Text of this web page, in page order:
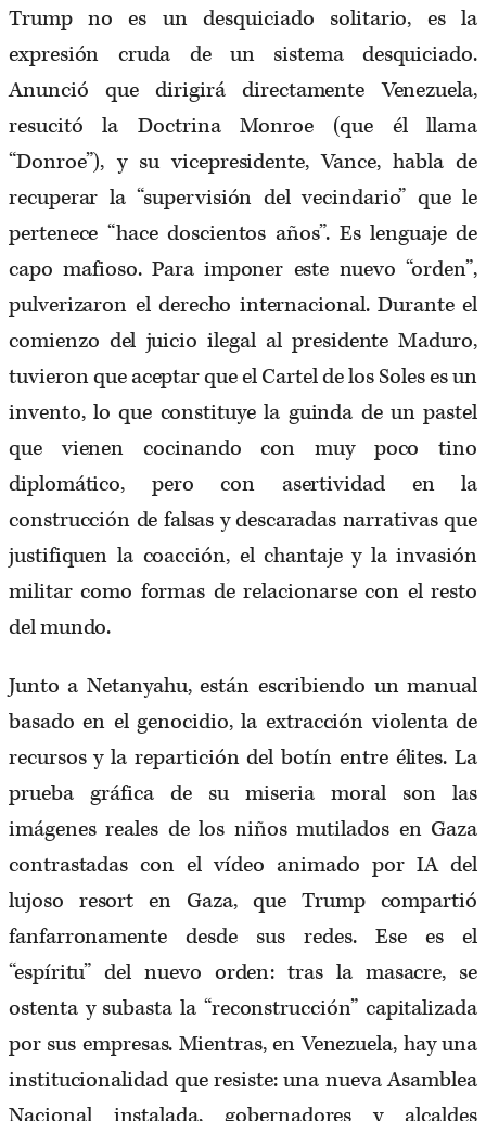
Trump no es un desquiciado solitario, es la
expresión cruda de un sistema desquiciado.
Anunció que dirigirá directamente Venezuela,
resucitó la Doctrina Monroe (que él llama
“Donroe”), y su vicepresidente, Vance, habla de
recuperar la “supervisión del vecindario” que le
pertenece “hace doscientos años”. Es lenguaje de
capo mafioso. Para imponer este nuevo “orden”,
pulverizaron el derecho internacional. Durante el
comienzo del juicio ilegal al presidente Maduro,
tuvieron que aceptar que el Cartel de los Soles es un
invento, lo que constituye la guinda de un pastel
que vienen cocinando con muy poco tino
diplomático, pero con asertividad en la
construcción de falsas y descaradas narrativas que
justifiquen la coacción, el chantaje y la invasión
militar como formas de relacionarse con el resto
del mundo.
Junto a Netanyahu, están escribiendo un manual
basado en el genocidio, la extracción violenta de
recursos y la repartición del botín entre élites. La
prueba gráfica de su miseria moral son las
imágenes reales de los niños mutilados en Gaza
contrastadas con el vídeo animado por IA del
lujoso resort en Gaza, que Trump compartió
fanfarronamente desde sus redes. Ese es el
“espíritu” del nuevo orden: tras la masacre, se
ostenta y subasta la “reconstrucción” capitalizada
por sus empresas. Mientras, en Venezuela, hay una
institucionalidad que resiste: una nueva Asamblea